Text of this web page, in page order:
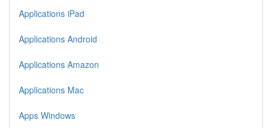
Applications iPad
Applications Android
Applications Amazon
Applications Mac
Apps Windows